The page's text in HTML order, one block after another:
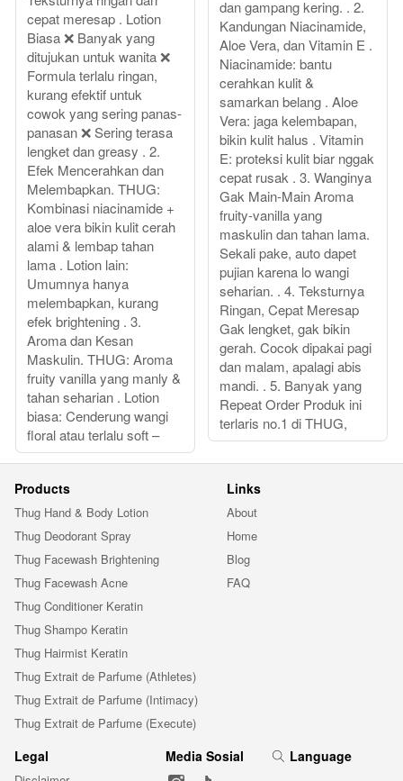
cepat meresap . Lotion
Biasa ❌ Banyak yang
ditujukan untuk wanita ❌
Formula terlalu ringan,
kurang efektif untuk
cowok yang sering panas-
panasan ❌ Sering terasa
lengket dan greasy . 2.
Efek Mencerahkan dan
Melembapkan. THUG:
Kombinasi niacinamide +
aloe vera bikin kulit cerah
alami & lembap tahan
lama . Lotion lain:
Umumnya hanya
melembapkan, kurang
efek brightening . 3.
Aroma dan Kesan
Maskulin. THUG: Aroma
fruity vanilla yang manly &
tahan seharian . Lotion
biasa: Cenderung wangi
floral atau terlalu soft –
dan gampang kering. . 2.
Kandungan Niacinamide,
Aloe Vera, dan Vitamin E .
Niacinamide: bantu
cerahkan kulit &
samarkan belang . Aloe
Vera: jaga kelembapan,
bikin kulit halus . Vitamin
E: proteksi kulit biar nggak
cepat rusak . 3. Wanginya
Gak Main-Main Aroma
fruity-vanilla yang
maskulin dan tahan lama.
Sekali pake, auto dapet
pujian karena lo wangi
seharian. . 4. Teksturnya
Ringan, Cepat Meresap
Gak lengket, gak bikin
gerah. Cocok dipakai pagi
dan malam, apalagi abis
mandi. . 5. Banyak yang
Repeat Order Produk ini
terlaris no.1 di THUG,
Products
Thug Hand & Body Lotion
Thug Deodorant Spray
Thug Facewash Brightening
Thug Facewash Acne
Thug Conditioner Keratin
Thug Shampo Keratin
Thug Hairmist Keratin
Thug Extrait de Parfume (Athletes)
Thug Extrait de Parfume (Intimacy)
Thug Extrait de Parfume (Execute)
Links
About
Home
Blog
FAQ
Legal Media Sosial Language